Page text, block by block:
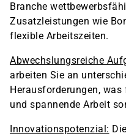
Branche
Zusatzleistungen wie
flexible Arbeitszeiten.
Abwechslungsreiche
arbeiten Sie an
Herausforderungen,
und spannende Arbeit
Innovationspotenzial: